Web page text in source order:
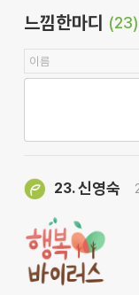
느낌한마디 (23)
23.신영숙